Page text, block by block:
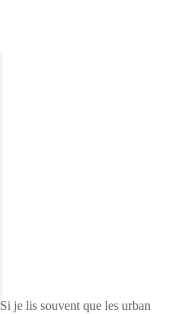
Si je lis souvent que les urban